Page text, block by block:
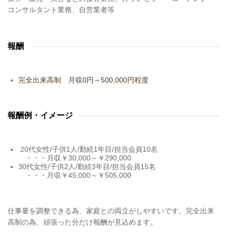
コンサルタント業務、自営業者等
報酬
完全出来高制 月収0円～500,000円程度
報酬例・イメージ
20代女性/子供1人/勤続1年目/担当会員10名
・・・月収￥30,000～￥290,000
30代女性/子供2人/勤続3年目/担当会員15名
・・・月収￥45,000～￥505,000
​仕事量を調整できる為、家庭との両立がしやすいです。完全出来
高制の為、頑張った分だけ報酬が見込めます。